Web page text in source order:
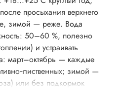
просыхания верхнего
зимой — реже. Вода
50–60 %, полезно
и устраивать
март–октябрь — каждые
зимой —
или без подкормок
— ежегодно весной,